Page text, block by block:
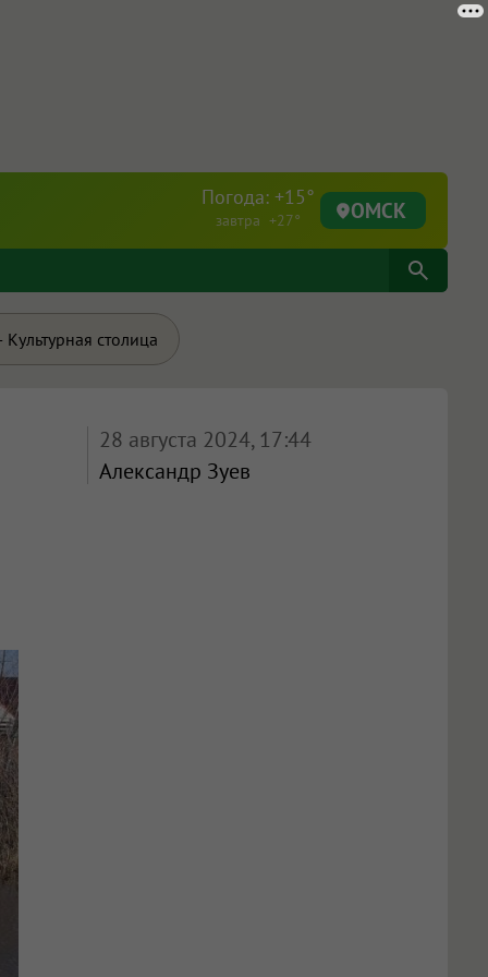
Погода: +15°
завтра +27° ОМСК
столица
28 августа 2024, 17:44
Александр Зуев